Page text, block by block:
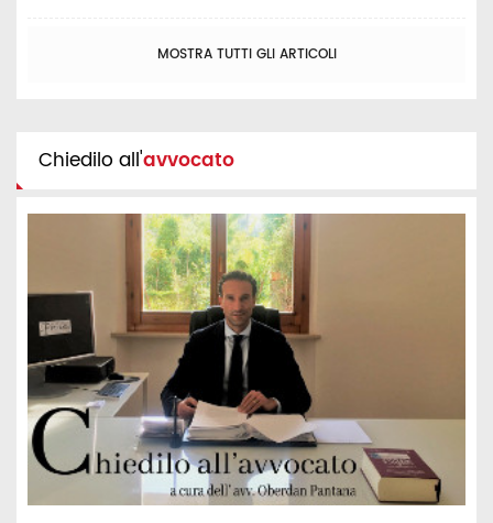
MOSTRA TUTTI GLI ARTICOLI
Chiedilo all'avvocato